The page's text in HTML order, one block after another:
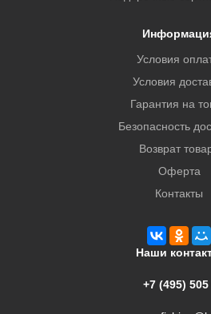
Условия
Условия
Гарантия на
Безопасность
Возврат
Оферта
Контакты
Наши
+7 (495)